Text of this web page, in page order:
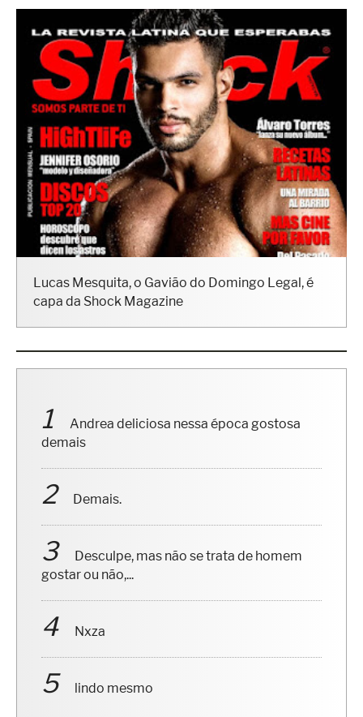
Lucas Mesquita, o Gavião do Domingo Legal, é
capa da Shock Magazine
Andrea deliciosa nessa época gostosa
demais
Demais.
Desculpe, mas não se trata de homem
gostar ou não,...
Nxza
lindo mesmo